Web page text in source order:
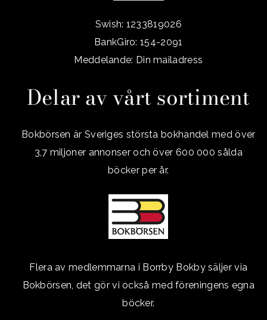
Swish: 1233819026
BankGiro: 154-2091
Meddelande: Din mailadress
Delar av vårt sortiment
Bokbörsen är Sveriges största bokhandel med över
3,7 miljoner annonser och över 600 000 sålda
böcker per år.
Flera av medlemmarna i Borrby Bokby säljer via
Bokbörsen, det gör vi också med föreningens egna
böcker.